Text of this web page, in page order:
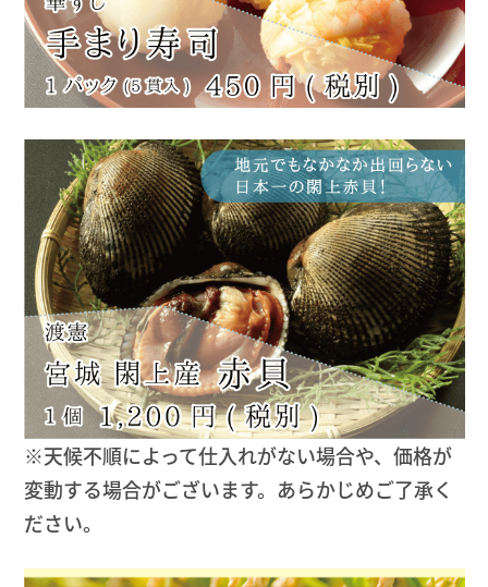
※天候不順によって仕入れがない場合や、価格が
変動する場合がございます。あらかじめご了承く
ださい。